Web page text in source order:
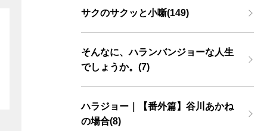
サクのサクッと小噺(149)
そんなに、ハランバンジョーな人生
でしょうか。(7)
ハラジョー｜【番外篇】谷川あかね
の場合(8)